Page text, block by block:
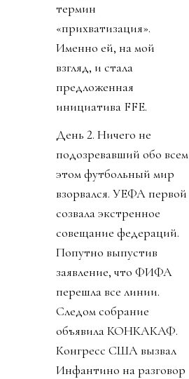
термин
«прихватизация».
Именно ей, на мой
взгляд, и стала
предложенная
инициатива FFE.
День 2. Ничего не
подозревавший обо всем
этом футбольный мир
взорвался. УЕФА первой
созвала экстренное
совещание федераций.
Попутно выпустив
заявление, что ФИФА
перешла все линии.
Следом собрание
объявила КОНКАКАФ.
Конгресс США вызвал
Инфантино на разговор